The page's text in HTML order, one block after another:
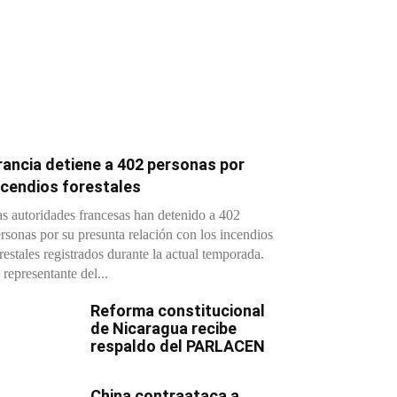
detiene a 402 personas por
forestales
autoridades francesas han detenido a 402
por su presunta relación con los incendios
registrados durante la actual temporada.
del...
Reforma constitucional
de Nicaragua recibe
respaldo del PARLACEN